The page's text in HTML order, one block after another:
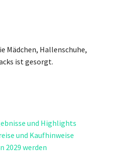
Mädchen, Hallenschuhe,
ist gesorgt.
und Highlights
und Kaufhinweise
2029 werden